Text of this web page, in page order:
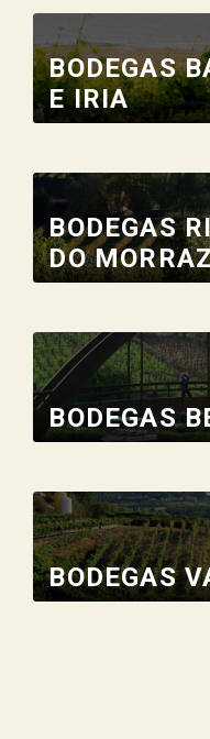
BODEGAS
E IRIA
BODEGAS
DO
BODEGAS
BODEGAS